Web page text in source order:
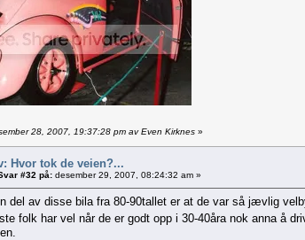
28, 2007, 19:37:28 pm av Even Kirknes »
Hvor tok de veien?...
#32 på: desember 29, 2007, 08:24:32 am »
del av disse bila fra 80-90tallet er at de var så jævlig
folk har vel når de er godt opp i 30-40åra nok anna å